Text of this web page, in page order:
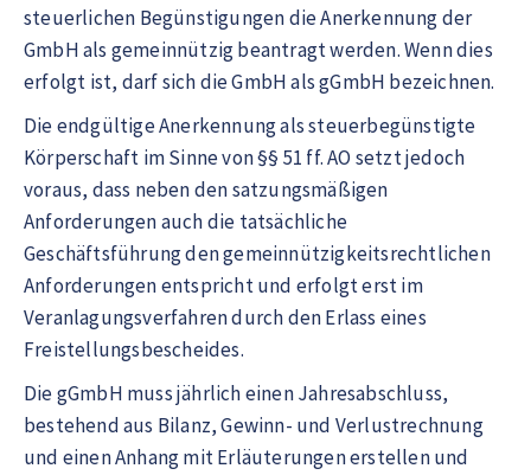
steuerlichen Begünstigungen die Anerkennung der
GmbH als gemeinnützig beantragt werden. Wenn dies
erfolgt ist, darf sich die GmbH als gGmbH bezeichnen.
Die endgültige Anerkennung als steuerbegünstigte
Körperschaft im Sinne von §§ 51 ff. AO setzt jedoch
voraus, dass neben den satzungsmäßigen
Anforderungen auch die tatsächliche
Geschäftsführung den gemeinnützigkeitsrechtlichen
Anforderungen entspricht und erfolgt erst im
Veranlagungsverfahren durch den Erlass eines
Freistellungsbescheides.
Die gGmbH muss jährlich einen Jahresabschluss,
bestehend aus Bilanz, Gewinn- und Verlustrechnung
und einen Anhang mit Erläuterungen erstellen und